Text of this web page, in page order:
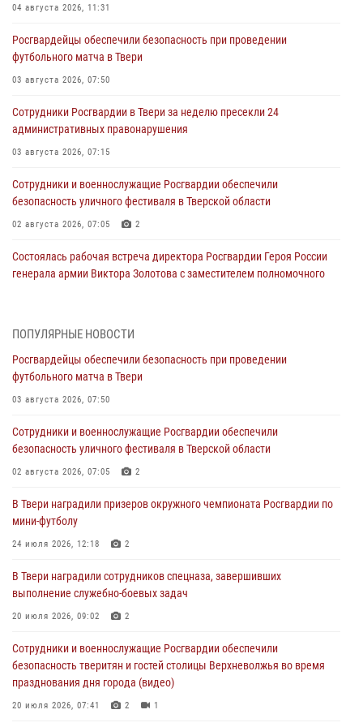
04 августа 2026, 11:31
Росгвардейцы обеспечили безопасность при проведении
футбольного матча в Твери
03 августа 2026, 07:50
Сотрудники Росгвардии в Твери за неделю пресекли 24
административных правонарушения
03 августа 2026, 07:15
Сотрудники и военнослужащие Росгвардии обеспечили
безопасность уличного фестиваля в Тверской области
02 августа 2026, 07:05 2
Состоялась рабочая встреча директора Росгвардии Героя России
генерала армии Виктора Золотова с заместителем полномочного
31 июля 2026, 05:42 4
Росгвардейцы в Твери приняли участие в молебне, посвященном
Дню Крещения Руси
28 июля 2026, 11:30
Сотрудники вневедомственной охраны совершили 250 выездов и
пресекли 20 правонарушений за неделю в Тверской области
27 июля 2026, 08:29
В Твери наградили призеров окружного чемпионата Росгвардии по
мини-футболу
24 июля 2026, 12:18 2
Росгвардейцы оказали помощь водителю на дороге в городе Кашин
22 июля 2026, 08:35
ПОПУЛЯРНЫЕ НОВОСТИ
Росгвардейцы обеспечили безопасность при проведении
футбольного матча в Твери
03 августа 2026, 07:50
Сотрудники и военнослужащие Росгвардии обеспечили
безопасность уличного фестиваля в Тверской области
02 августа 2026, 07:05 2
В Твери наградили призеров окружного чемпионата Росгвардии по
мини-футболу
24 июля 2026, 12:18 2
В Твери наградили сотрудников спецназа, завершивших
выполнение служебно-боевых задач
20 июля 2026, 09:02 2
Сотрудники и военнослужащие Росгвардии обеспечили
безопасность тверитян и гостей столицы Верхневолжья во время
празднования дня города (видео)
20 июля 2026, 07:41 2 1